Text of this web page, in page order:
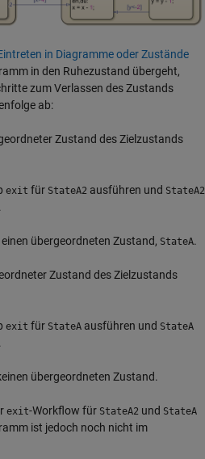
in Diagramme oder Zustände
in den Ruhezustand übergeht,
zum Verlassen des Zustands
ab:
Zustand des Zielzustands
exit für StateA2 ausführen und StateA2
übergeordneten Zustand, StateA.
Zustand des Zielzustands
exit für StateA ausführen und StateA
übergeordneten Zustand.
exit-Workflow für StateA2 und StateA
ist jedoch noch nicht im